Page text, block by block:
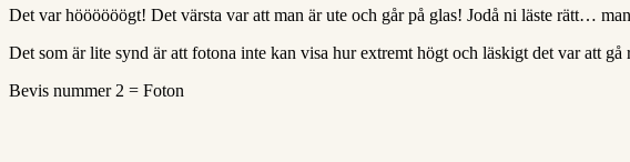
Det var höööööögt! Det värsta var att man är ute och går på glas! Jodå ni läste rätt…
Det som är lite synd är att fotona inte kan visa hur extremt högt och läskigt det var att gå
Bevis nummer 2 = Foton